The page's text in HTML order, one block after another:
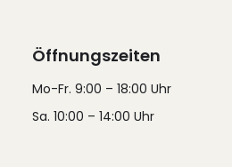
Öffnungszeiten
Mo-Fr. 9:00 – 18:00 Uhr
Sa. 10:00 – 14:00 Uhr